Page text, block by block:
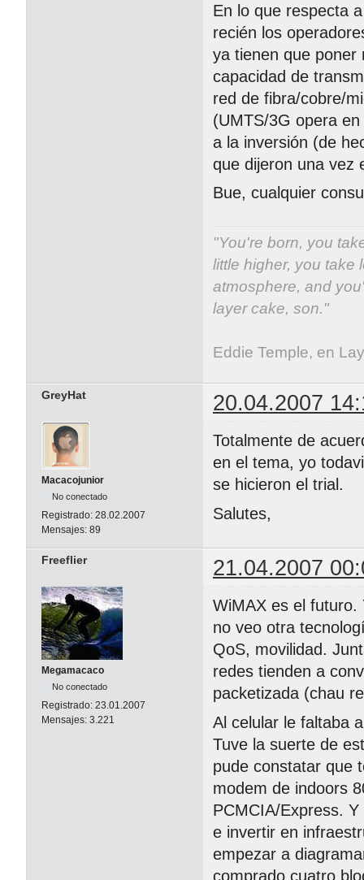
En lo que respecta
recién los
ya tienen que poner
capacidad de
red de fibra/cobre/
(UMTS/3G opera
a la inversión (de
que dijeron una vez
Bue, cualquier
"You're born, you
little higher, you take
atmosphere, and
layer cake, son."
Eddie Temple, en
GreyHat 20.04.2007
Macacojunior
No conectado
Registrado: 28.02.2007
Mensajes: 89
Totalmente de
en el tema, yo
se hicieron el trial.
Salutes,
Freeflier 21.04.2007
Megamacaco
No conectado
Registrado: 23.01.2007
Mensajes: 3.221
WiMAX es el futuro.
no veo otra
QoS, movilidad.
redes tienden a
packetizada (chau
Al celular le faltaba
Tuve la suerte de
pude constatar que
modem de indoors
PCMCIA/Express.
e invertir en
empezar a
comprado cuatro